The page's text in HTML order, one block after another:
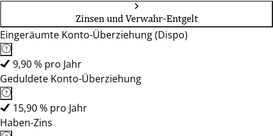
Zinsen und Verwahr-Entgelt
Eingeräumte Konto-Überziehung (Dispo)
9,90 % pro Jahr
Geduldete Konto-Überziehung
15,90 % pro Jahr
Haben-Zins